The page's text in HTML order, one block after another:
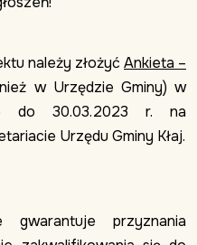
należy złożyć Ankieta –
w Urzędzie Gminy) w
do 30.03.2023 r. na
Urzędu Gminy Kłaj.
przyznania